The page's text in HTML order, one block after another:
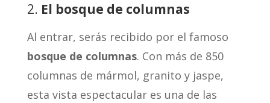
2. El bosque de columnas
Al entrar, serás recibido por el famoso
bosque de columnas. Con más de 850
columnas de mármol, granito y jaspe,
esta vista espectacular es una de las